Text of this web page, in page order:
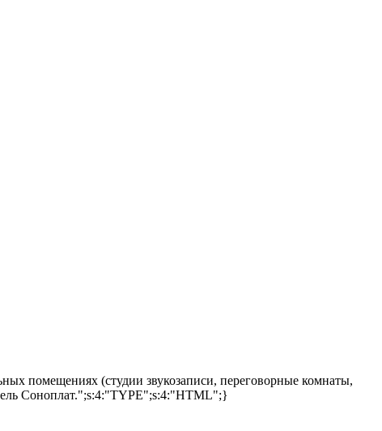
помещениях (студии звукозаписи, переговорные комнаты,
Соноплат.";s:4:"TYPE";s:4:"HTML";}